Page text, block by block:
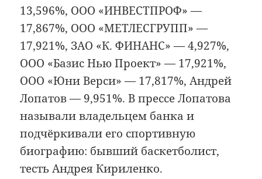
13,596%, ООО «ИНВЕСТПРОФ» —
17,867%, ООО «МЕТЛЕСГРУПП» —
17,921%, ЗАО «К. ФИНАНС» — 4,927%,
ООО «Базис Нью Проект» — 17,921%,
ООО «Юни Верси» — 17,817%, Андрей
Лопатов — 9,951%. В прессе Лопатова
называли владельцем банка и
подчёркивали его спортивную
биографию: бывший баскетболист,
тесть Андрея Кириленко.